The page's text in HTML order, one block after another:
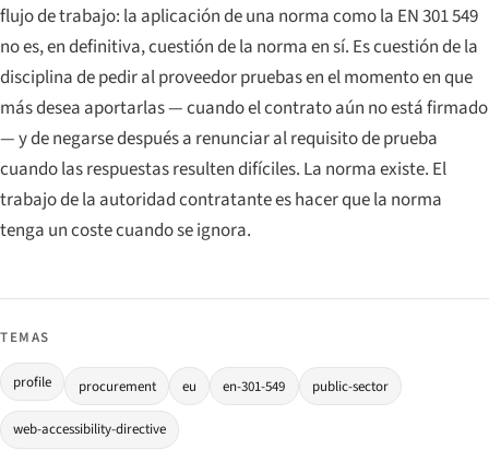
flujo de trabajo: la aplicación de una norma como la EN 301 549
no es, en definitiva, cuestión de la norma en sí. Es cuestión de la
disciplina de pedir al proveedor pruebas en el momento en que
más desea aportarlas — cuando el contrato aún no está firmado
— y de negarse después a renunciar al requisito de prueba
cuando las respuestas resulten difíciles. La norma existe. El
trabajo de la autoridad contratante es hacer que la norma
tenga un coste cuando se ignora.
TEMAS
profile procurement eu en-301-549 public-sector
web-accessibility-directive